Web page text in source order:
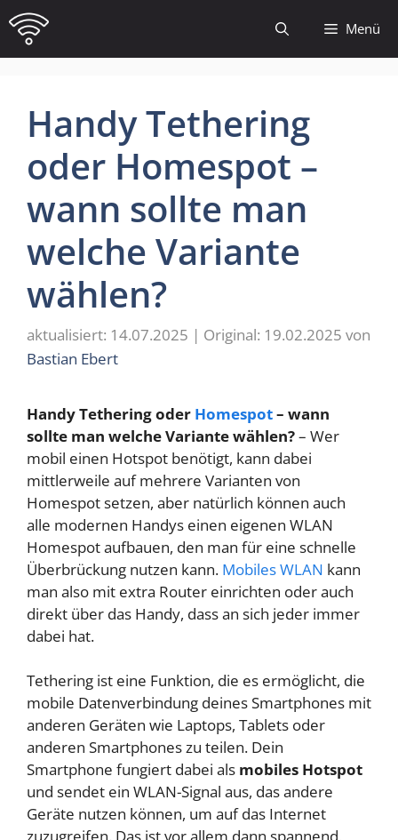
Zum
Inhalt
springen
Menü
Handy Tethering
oder Homespot –
wann sollte man
welche Variante
wählen?
14.07.2025 19.02.2025 von
Bastian Ebert
Handy Tethering oder Homespot– wann
sollte man welche Variante wählen?– Wer
mobil einen Hotspot benötigt, kann dabei
mittlerweile auf mehrere Varianten von
Homespot setzen, aber natürlich können auch
alle modernen Handys einen eigenen WLAN
Homespot aufbauen, den man für eine schnelle
Überbrückung nutzen kann. Mobiles WLAN kann
man also mit extra Router einrichten oder auch
direkt über das Handy, dass an sich jeder immer
dabei hat.
Tethering ist eine Funktion, die es ermöglicht, die
mobile Datenverbindung deines Smartphones mit
anderen Geräten wie Laptops, Tablets oder
anderen Smartphones zu teilen. Dein
Smartphone fungiert dabei als mobiles Hotspot
und sendet ein WLAN-Signal aus, das andere
Geräte nutzen können, um auf das Internet